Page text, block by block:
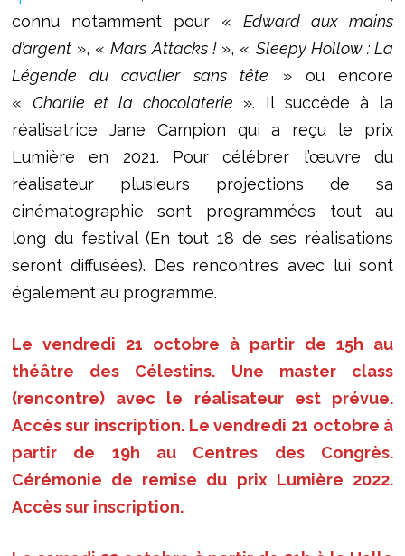
connu notamment pour «Edward aux mains
d’argent», «Mars Attacks !», « Sleepy Hollow : La
Légende du cavalier sans tête » ou encore
« Charlie et la chocolaterie ». Il succède à la
réalisatrice Jane Campion qui a reçu le prix
Lumière en 2021. Pour célébrer l’œuvre du
réalisateur plusieurs projections de sa
cinématographie sont programmées tout au
long du festival (En tout 18 de ses réalisations
seront diffusées). Des rencontres avec lui sont
également au programme.
Le vendredi 21 octobre à partir de 15h au
théâtre des Célestins. Une master class
(rencontre) avec le réalisateur est prévue.
Accès sur inscription. Le vendredi 21 octobre à
partir de 19h au Centres des Congrès.
Cérémonie de remise du prix Lumière 2022.
Accès sur inscription.